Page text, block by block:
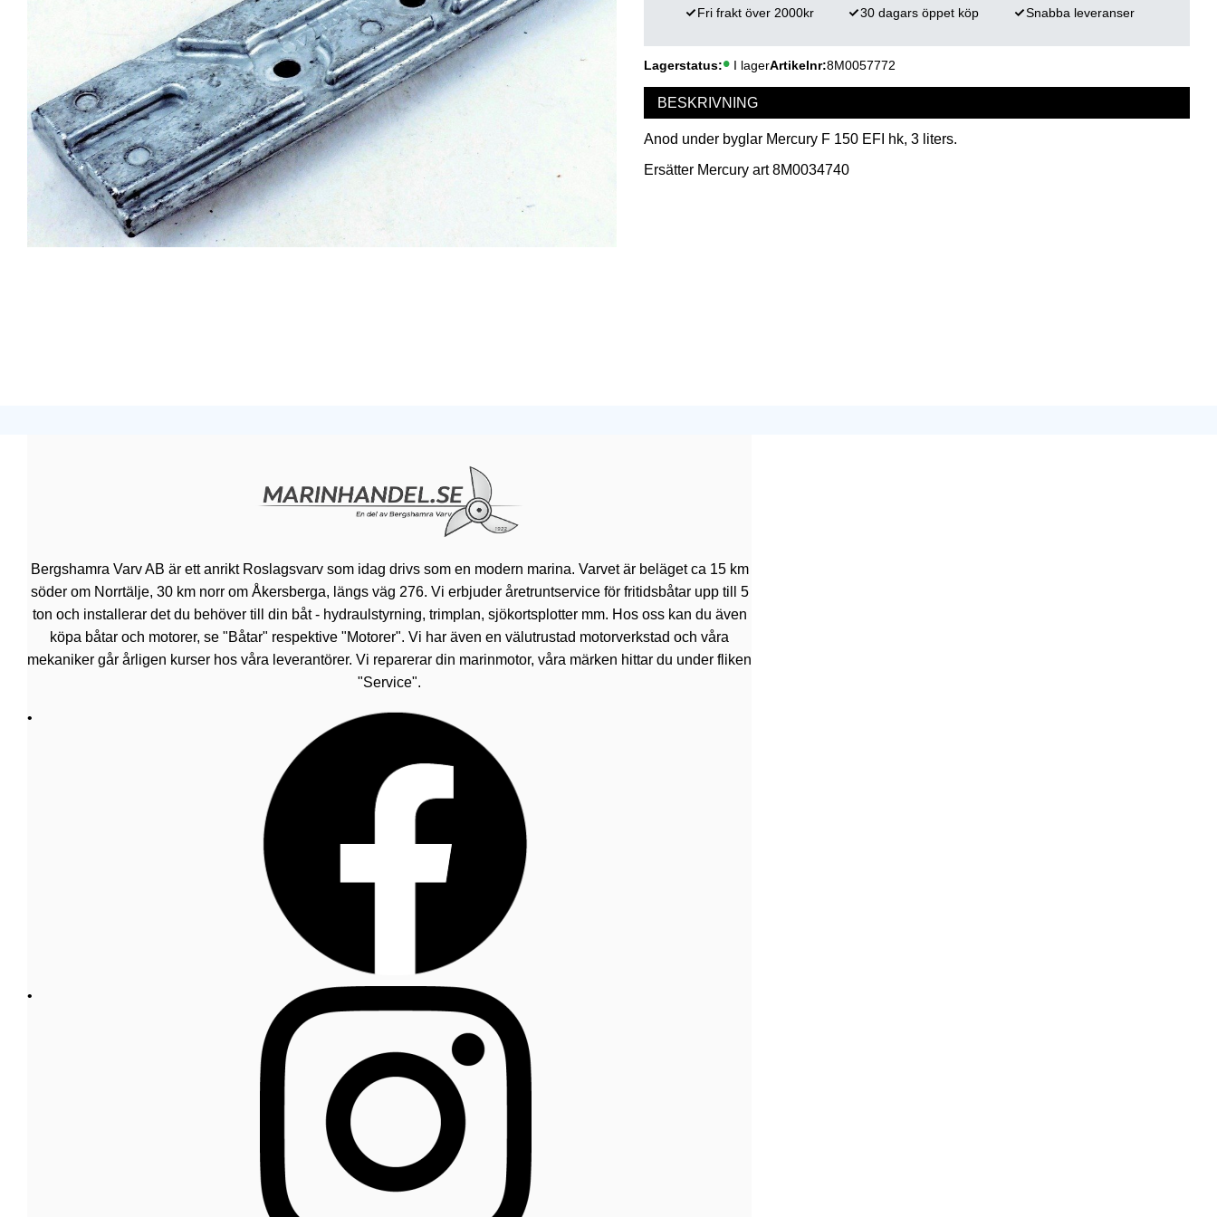
Lagerstatus I lagerArtikelnr 8M0057772
Fri frakt över 2000kr 30 dagars öppet köp Snabba leveranser
BESKRIVNING
Anod under byglar Mercury F 150 EFI hk, 3 liters.
Ersätter Mercury art 8M0034740
Bergshamra Varv AB är ett anrikt Roslagsvarv som idag drivs som en modern marina. Varvet är beläget ca 15 km
söder om Norrtälje, 30 km norr om Åkersberga, längs väg 276. Vi erbjuder åretruntservice för fritidsbåtar upp till 5
ton och installerar det du behöver till din båt - hydraulstyrning, trimplan, sjökortsplotter mm. Hos oss kan du även
köpa båtar och motorer, se "Båtar" respektive "Motorer". Vi har även en välutrustad motorverkstad och våra
mekaniker går årligen kurser hos våra leverantörer. Vi reparerar din marinmotor, våra märken hittar du under fliken
"Service".